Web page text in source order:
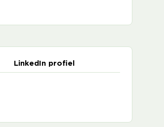
LinkedIn profiel